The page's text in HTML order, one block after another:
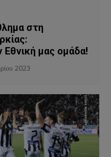
στη
Εθνική μας ομάδα!
2023